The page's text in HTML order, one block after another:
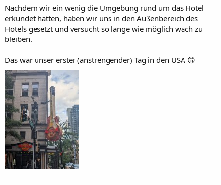
Nachdem wir ein wenig die Umgebung rund um das Hotel
erkundet hatten, haben wir uns in den Außenbereich des
Hotels gesetzt und versucht so lange wie möglich wach zu
bleiben.
Das war unser erster (anstrengender) Tag in den USA 🙃